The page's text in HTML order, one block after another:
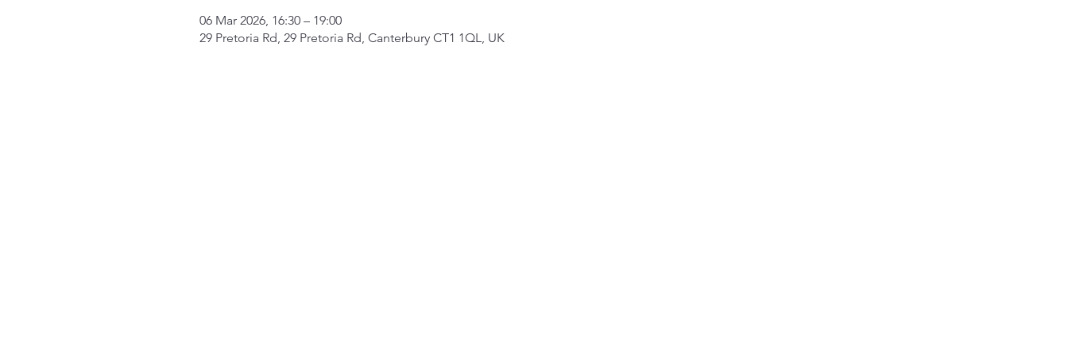
06 Mar 2026, 16:30 – 19:00
29 Pretoria Rd, 29 Pretoria Rd, Canterbury CT1 1QL, UK